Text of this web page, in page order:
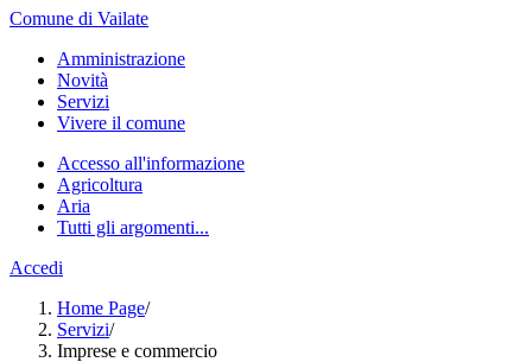
Comune di Vailate
Amministrazione
Novità
Servizi
Vivere il comune
Accesso all'informazione
Agricoltura
Aria
Tutti gli argomenti...
Accedi
Home Page/
Servizi/
Imprese e commercio